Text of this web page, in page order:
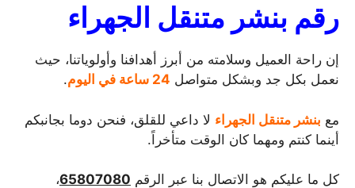
رقم بنشر متنقل الجهراء
إن راحة العميل وسلامته من أبرز أهدافنا وأولوياتنا، حيث
نعمل بكل جد وبشكل متواصل 24 ساعة في اليوم .
مع بنشر متنقل الجهراء لا داعي للقلق، فنحن دوما بجانبكم
أينما كنتم ومهما كان الوقت متأخراً.
كل ما عليكم هو الاتصال بنا عبر الرقم 65807080،